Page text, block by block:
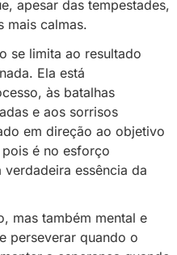
que parecem
momentos que o
sua grandiosidade.
é uma
é uma
exige escolhas e
é apenas uma
força motriz que
pessoal. É a